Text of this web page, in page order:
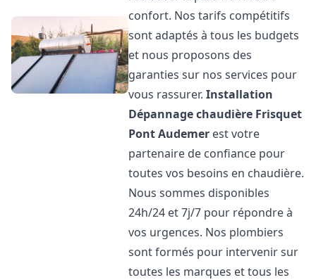
confort. Nos tarifs compétitifs
sont adaptés à tous les budgets
et nous proposons des
garanties sur nos services pour
vous rassurer.Installation
Dépannage chaudière Frisquet
Pont Audemer est votre
partenaire de confiance pour
toutes vos besoins en chaudière.
Nous sommes disponibles
24h/24 et 7j/7 pour répondre à
vos urgences. Nos plombiers
sont formés pour intervenir sur
toutes les marques et tous les